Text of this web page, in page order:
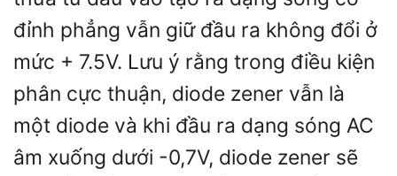
đỉnh phẳng vẫn giữ đầu ra không đổi ở
mức + 7.5V. Lưu ý rằng trong điều kiện
phân cực thuận, diode zener vẫn là
một diode và khi đầu ra dạng sóng AC
âm xuống dưới -0,7V, diode zener sẽ